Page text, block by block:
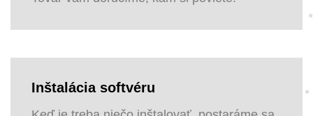
Inštalácia softvéru